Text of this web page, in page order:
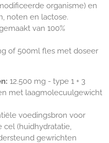
organisme) en
noten en lactose.
van 100%
of 500ml fles met doseer
12.500 mg - type 1 + 3
met laagmolecuulgewicht
voedingsbron voor
cel (huidhydratatie,
gewrichten